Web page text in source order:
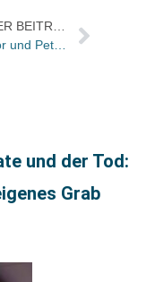
und der Tod:
Grab